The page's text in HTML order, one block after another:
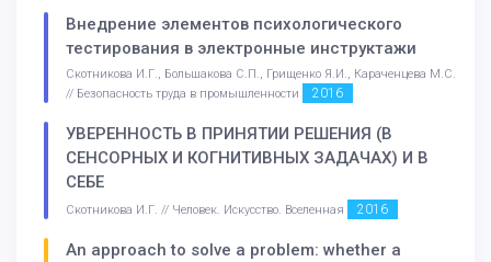
Внедрение элементов психологического
тестирования в электронные инструктажи
Скотникова И.Г., Большакова С.П., Грищенко Я.И., Караченцева М.С.
// Безопасность труда в промышленности
2016
УВЕРЕННОСТЬ В ПРИНЯТИИ РЕШЕНИЯ (В
СЕНСОРНЫХ И КОГНИТИВНЫХ ЗАДАЧАХ) И В
СЕБЕ
Скотникова И.Г. // Человек. Искусство. Вселенная 2016
An approach to solve a problem: whether a